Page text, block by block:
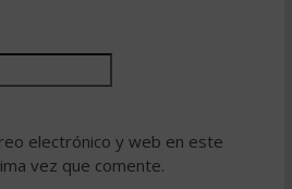
electrónico y web en este
vez que comente.